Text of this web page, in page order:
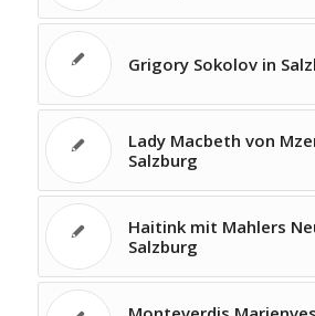
Grigory Sokolov in
Lady Macbeth von
Salzburg
Haitink mit Mahlers
Salzburg